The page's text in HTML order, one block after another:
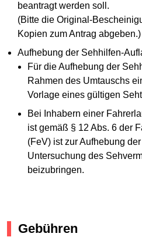
beantragt werden soll.
(Bitte die Original-
Kopien zum Antrag abgeben.)
Aufhebung der Sehhilfen-
Für die Aufhebung der
Rahmen des Umtauschs
Vorlage eines gültigen
Bei Inhabern einer
ist gemäß § 12 Abs. 6 der
(FeV) ist zur Aufhebung
Untersuchung des
beizubringen.
Gebühren